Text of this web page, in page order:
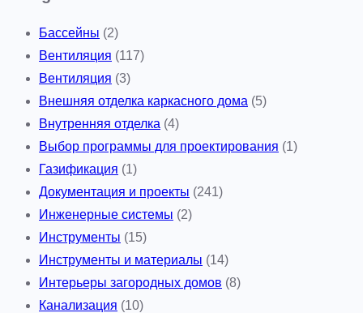
Бассейны (2)
Вентиляция (117)
Вентиляция (3)
Внешняя отделка каркасного дома (5)
Внутренняя отделка (4)
Выбор программы для проектирования (1)
Газификация (1)
Документация и проекты (241)
Инженерные системы (2)
Инструменты (15)
Инструменты и материалы (14)
Интерьеры загородных домов (8)
Канализация (10)